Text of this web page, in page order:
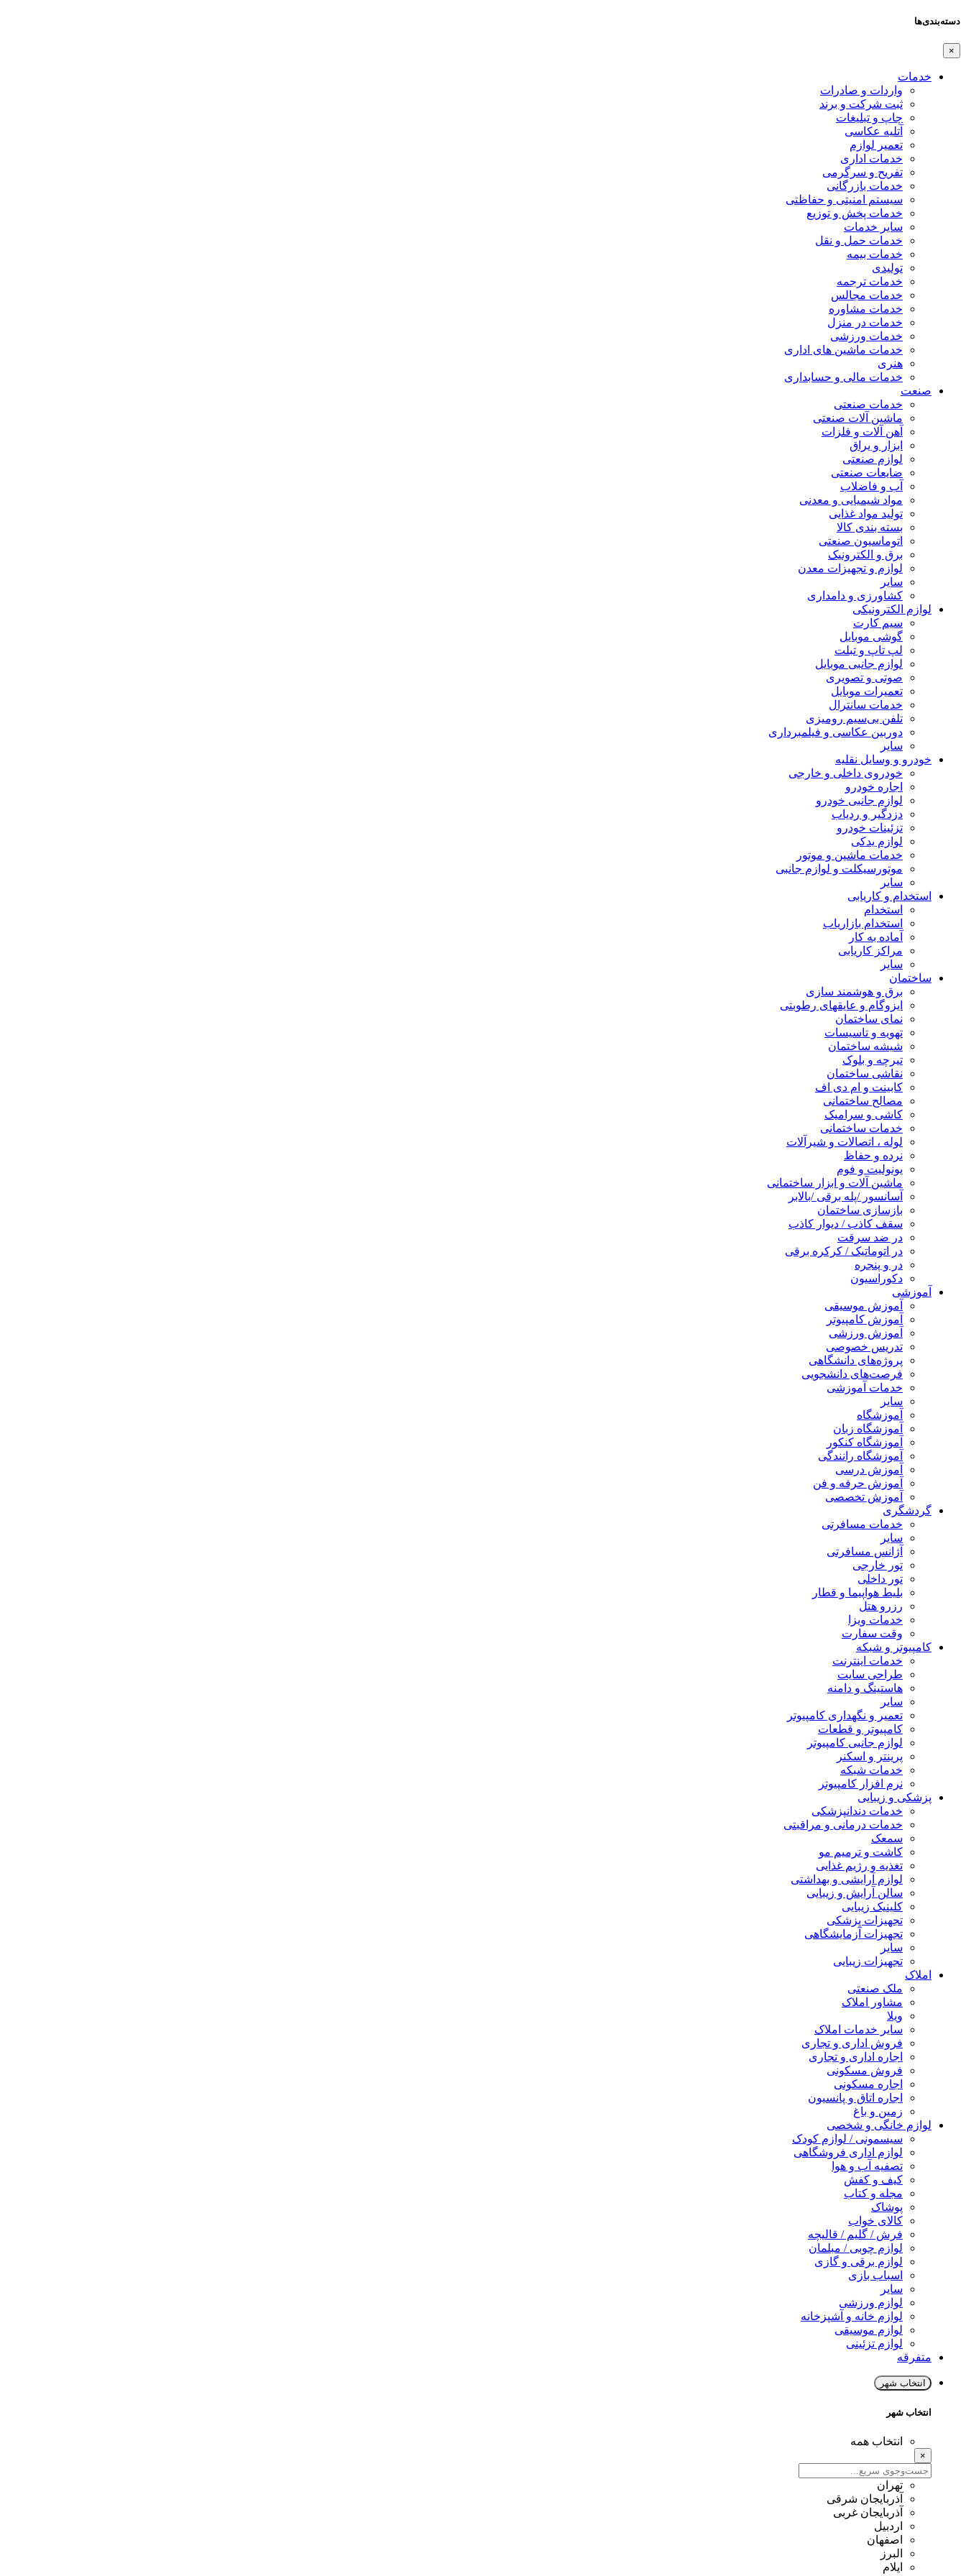
دسته‌بندی‌ها
×
خدمات
واردات و صادرات
ثبت شرکت و برند
چاپ و تبلیغات
آتلیه عکاسی
تعمیر لوازم
خدمات اداری
تفریح و سرگرمی
خدمات بازرگانی
سیستم امنیتی و حفاظتی
خدمات پخش و توزیع
سایر خدمات
خدمات حمل و نقل
خدمات بیمه
تولیدی
خدمات ترجمه
خدمات مجالس
خدمات مشاوره
خدمات در منزل
خدمات ورزشی
خدمات ماشین های اداری
هنری
خدمات مالی و حسابداری
صنعت
خدمات صنعتی
ماشین آلات صنعتی
آهن آلات و فلزات
ابزار و یراق
لوازم صنعتی
ضایعات صنعتی
آب و فاضلاب
مواد شیمیایی و معدنی
تولید مواد غذایی
بسته بندی کالا
اتوماسیون صنعتی
برق و الکترونیک
لوازم و تجهیزات معدن
سایر
کشاورزی و دامداری
لوازم الکترونیکی
سیم کارت
گوشی موبایل
لپ تاپ و تبلت
لوازم جانبی موبایل
صوتی و تصویری
تعمیرات موبایل
خدمات سانترال
تلفن بی‌سیم رومیزی
دوربین عکاسی و فیلمبرداری
سایر
خودرو و وسایل نقلیه
خودروی داخلی و خارجی
اجاره خودرو
لوازم جانبی خودرو
دزدگیر و ردیاب
تزئینات خودرو
لوازم یدکی
خدمات ماشین و موتور
موتورسیکلت و لوازم جانبی
سایر
استخدام و کاریابی
استخدام
استخدام بازاریاب
آماده به کار
مراکز کاریابی
سایر
ساختمان
برق و هوشمند سازی
ایزوگام و عایقهای رطوبتی
نمای ساختمان
تهویه و تاسیسات
شیشه ساختمان
تیرچه و بلوک
نقاشی ساختمان
کابینت و ام دی اف
مصالح ساختمانی
کاشی و سرامیک
خدمات ساختمانی
لوله ، اتصالات و شیرآلات
نرده و حفاظ
یونولیت و فوم
ماشین آلات و ابزار ساختمانی
آسانسور /پله برقی /بالابر
بازسازی ساختمان
سقف کاذب / دیوار کاذب
در ضد سرقت
در اتوماتیک / کرکره برقی
در و پنجره
دکوراسیون
آموزشی
آموزش موسیقی
آموزش کامپیوتر
آموزش ورزشی
تدریس خصوصی
پروژه‌های دانشگاهی
فرصت‌های دانشجویی
خدمات آموزشی
سایر
آموزشگاه
آموزشگاه زبان
آموزشگاه کنکور
آموزشگاه رانندگی
آموزش درسی
آموزش حرفه و فن
آموزش تخصصی
گردشگری
خدمات مسافرتی
سایر
آژانس مسافرتی
تور خارجی
تور داخلی
بلیط هواپیما و قطار
رزرو هتل
خدمات ویزا
وقت سفارت
کامپیوتر و شبکه
خدمات اینترنت
طراحی سایت
هاستینگ و دامنه
سایر
تعمیر و نگهداری کامپیوتر
کامپیوتر و قطعات
لوازم جانبی کامپیوتر
پرینتر و اسکنر
خدمات شبکه
نرم افزار کامپیوتر
پزشکی و زیبایی
خدمات دندانپزشکی
خدمات درمانی و مراقبتی
سمعک
کاشت و ترمیم مو
تغذیه و رژیم غذایی
لوازم آرایشی و بهداشتی
سالن آرایش و زیبایی
کلینیک زیبایی
تجهیزات پزشکی
تجهیزات آزمایشگاهی
سایر
تجهیزات زیبایی
املاک
ملک صنعتی
مشاور املاک
ویلا
سایر خدمات املاک
فروش اداری و تجاری
اجاره اداری و تجاری
فروش مسکونی
اجاره مسکونی
اجاره اتاق و پانسیون
زمین و باغ
لوازم خانگی و شخصی
سیسمونی / لوازم کودک
لوازم اداری فروشگاهی
تصفیه آب و هوا
کیف و کفش
مجله و کتاب
پوشاک
کالای خواب
فرش / گلیم / قالیچه
لوازم چوبی / مبلمان
لوازم برقی و گازی
اسباب بازی
سایر
لوازم ورزشی
لوازم خانه و آشپزخانه
لوازم موسیقی
لوازم تزئینی
متفرقه
انتخاب شهر
انتخاب شهر
انتخاب همه
×
تهران
آذربایجان شرقی
آذربایجان غربی
اردبیل
اصفهان
البرز
ایلام